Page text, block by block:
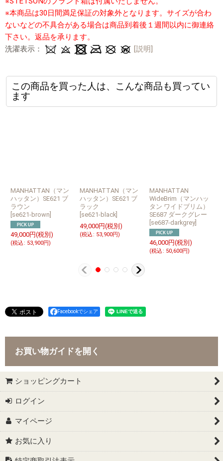
※本商品は30日間満足保証の対象外となります。サイズが合わ
ないなどの不具合がある場合は商品到着後１週間以内に御連絡
下さい。返品を承ります。
洗濯表示：
[説明]
この商品を買った人は、こんな商品も買ってい
ます
MANHATTAN（マン
ハッタン）SE621 ブ
ラウン
se621-brown
49,000円(税別)
(税込: 53,900円)
MANHATTAN（マン
ハッタン）SE621 ブ
ラック
se621-black
49,000円(税別)
(税込: 53,900円)
MANHATTAN
WideBrim（マンハッ
タン ワイドブリム）
SE687 ダークグレー
se687-darkgrey]
46,000円(税別)
(税込: 50,600円)
Facebookでシェア
お買い物ガイドを開く
ショッピングカート
ログイン
マイページ
お気に入り